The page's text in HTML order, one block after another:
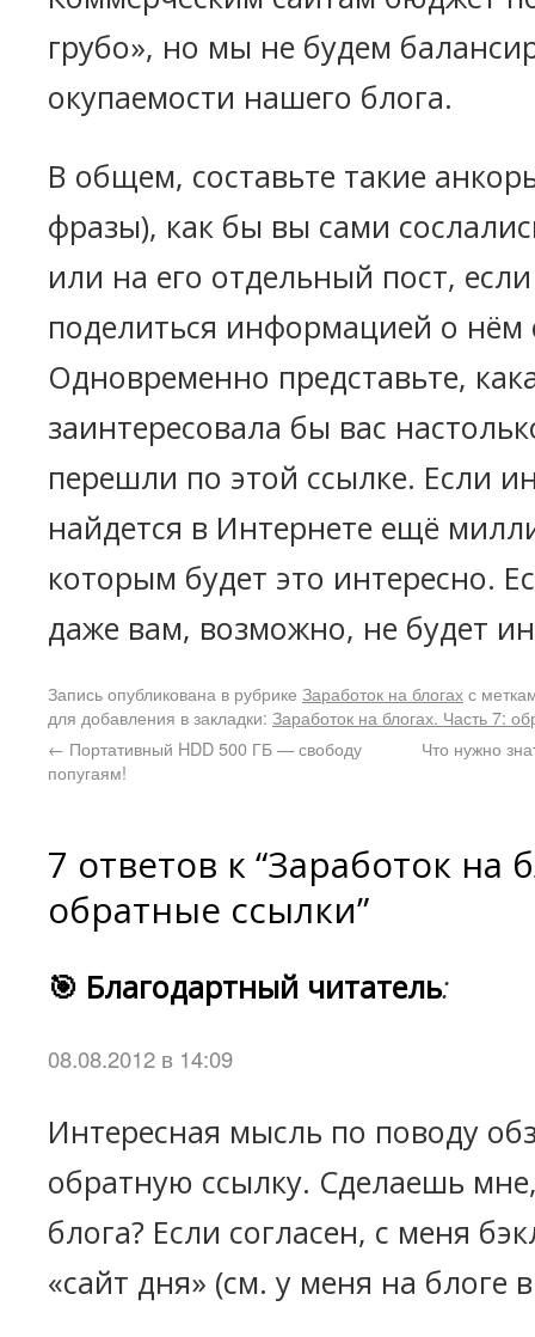
грубо», но мы не будем
окупаемости нашего блога.
В общем, составьте такие
фразы), как бы вы сами
или на его отдельный пост,
поделиться информацией о нём
Одновременно представьте,
заинтересовала бы вас
перешли по этой ссылке. Если
найдется в Интернете ещё
которым будет это интересно.
даже вам, возможно, не будет
Запись опубликована в рубрике Заработок на блогахс
для добавления в закладки: Заработок на блогах. Часть 7:
← Портативный HDD 500 ГБ — свободу
попугаям!
Что нужно
7 ответов к “Заработок на
обратные ссылки”
🎯 Благодартный читатель:
08.08.2012 в 14:09
Интересная мысль по поводу
обратную ссылку. Сделаешь
блога? Если согласен, с меня
«сайт дня» (см. у меня на блоге